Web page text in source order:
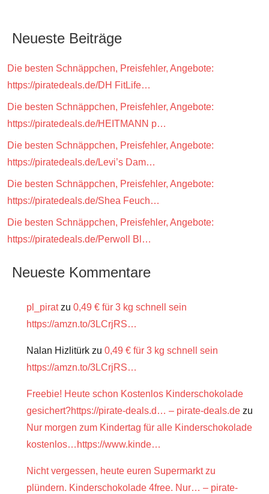
Neueste Beiträge
Die besten Schnäppchen, Preisfehler, Angebote:
https://piratedeals.de/DH FitLife…
Die besten Schnäppchen, Preisfehler, Angebote:
https://piratedeals.de/HEITMANN p…
Die besten Schnäppchen, Preisfehler, Angebote:
https://piratedeals.de/Levi’s Dam…
Die besten Schnäppchen, Preisfehler, Angebote:
https://piratedeals.de/Shea Feuch…
Die besten Schnäppchen, Preisfehler, Angebote:
https://piratedeals.de/Perwoll Bl…
Neueste Kommentare
pl_piratzu 0,49 € für 3 kg schnell sein
https://amzn.to/3LCrjRS…
Nalan Hizlitürk zu 0,49 € für 3 kg schnell sein
https://amzn.to/3LCrjRS…
Freebie! Heute schon Kostenlos Kinderschokolade
gesichert?https://pirate-deals.d… – pirate-deals.de zu
Nur morgen zum Kindertag für alle Kinderschokolade
kostenlos…https://www.kinde…
Nicht vergessen, heute euren Supermarkt zu
plündern. Kinderschokolade 4free. Nur… – pirate-